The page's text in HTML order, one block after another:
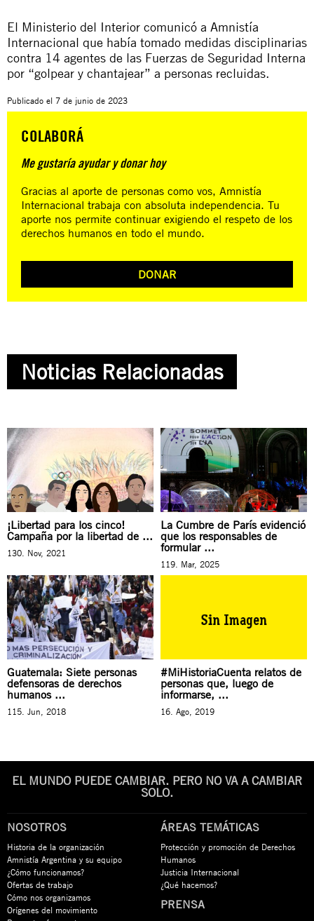
El Ministerio del Interior comunicó a Amnistía
Internacional que había tomado medidas disciplinarias
contra 14 agentes de las Fuerzas de Seguridad Interna
por “golpear y chantajear” a personas recluidas.
Publicado el 7 de junio de 2023
COLABORÁ
Me gustaría ayudar y donar hoy
Gracias al aporte de personas como vos, Amnistía
Internacional trabaja con absoluta independencia. Tu
aporte nos permite continuar exigiendo el respeto de los
derechos humanos en todo el mundo.
DONAR
Noticias Relacionadas
¡Libertad para los cinco!
Campaña por la libertad de ...
130. Nov, 2021
La Cumbre de París evidenció
que los responsables de
formular ...
119. Mar, 2025
Guatemala: Siete personas
defensoras de derechos
humanos ...
115. Jun, 2018
#MiHistoriaCuenta relatos de
personas que, luego de
informarse, ...
16. Ago, 2019
EL MUNDO PUEDE CAMBIAR. PERO NO VA A CAMBIAR
SOLO.
NOSOTROS
Historia de la organización
Amnistía Argentina y su equipo
¿Cómo funcionamos?
Ofertas de trabajo
Cómo nos organizamos
Orígenes del movimiento
ÁREAS TEMÁTICAS
Protección y promoción de Derechos
Humanos
Justicia Internacional
¿Qué hacemos?
PRENSA